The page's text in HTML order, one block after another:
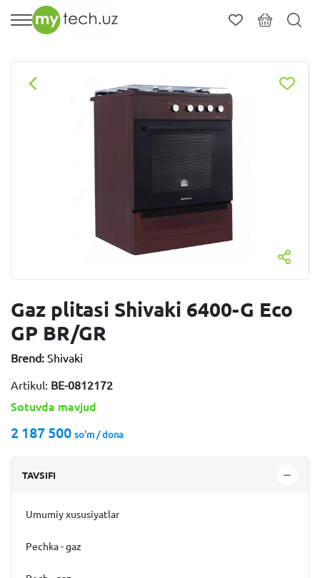
Gaz plitasi Shivaki 6400-G Eco
GP BR/GR
Brend: Shivaki
Artikul: ВЕ-0812172
Sotuvda mavjud
2 187 500 so'm / dona
TAVSIFI
Umumiy xususiyatlar
Pechka - gaz